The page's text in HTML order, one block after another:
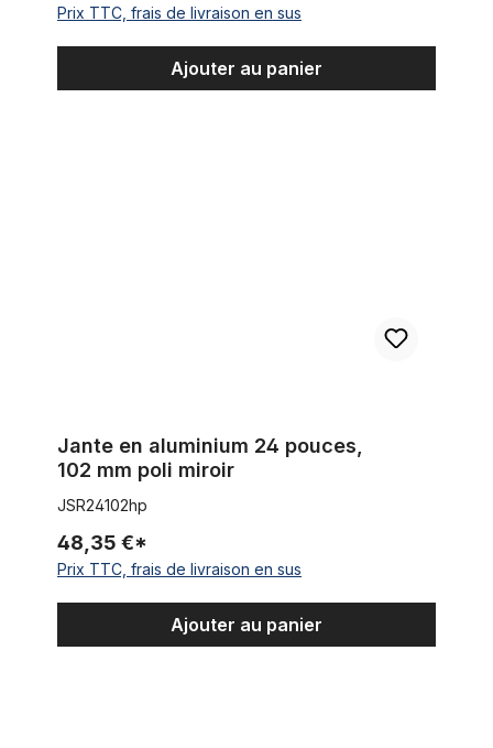
Prix TTC, frais de livraison en sus
Ajouter au panier
Jante en aluminium 24 pouces,
102 mm poli miroir
JSR24102hp
48,35 €*
Prix TTC, frais de livraison en sus
Ajouter au panier